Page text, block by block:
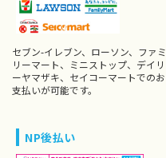
セブン-イレブン、ローソン、ファミ
リーマート、ミニストップ、デイリ
ーヤマザキ、セイコーマートでのお
支払いが可能です。
NP後払い